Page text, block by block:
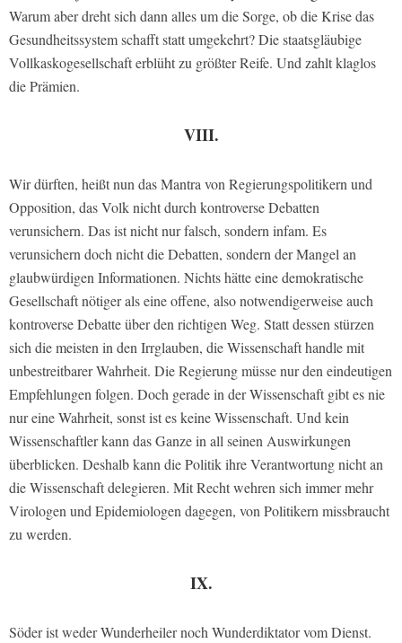
Warum aber dreht sich dann alles um die Sorge, ob die Krise das
Gesundheitssystem schafft statt umgekehrt? Die staatsgläubige
Vollkaskogesellschaft erblüht zu größter Reife. Und zahlt klaglos
die Prämien.
VIII.
Wir dürften, heißt nun das Mantra von Regierungspolitikern und
Opposition, das Volk nicht durch kontroverse Debatten
verunsichern. Das ist nicht nur falsch, sondern infam. Es
verunsichern doch nicht die Debatten, sondern der Mangel an
glaubwürdigen Informationen. Nichts hätte eine demokratische
Gesellschaft nötiger als eine offene, also notwendigerweise auch
kontroverse Debatte über den richtigen Weg. Statt dessen stürzen
sich die meisten in den Irrglauben, die Wissenschaft handle mit
unbestreitbarer Wahrheit. Die Regierung müsse nur den eindeutigen
Empfehlungen folgen. Doch gerade in der Wissenschaft gibt es nie
nur eine Wahrheit, sonst ist es keine Wissenschaft. Und kein
Wissenschaftler kann das Ganze in all seinen Auswirkungen
überblicken. Deshalb kann die Politik ihre Verantwortung nicht an
die Wissenschaft delegieren. Mit Recht wehren sich immer mehr
Virologen und Epidemiologen dagegen, von Politikern missbraucht
zu werden.
IX.
Söder ist weder Wunderheiler noch Wunderdiktator vom Dienst.